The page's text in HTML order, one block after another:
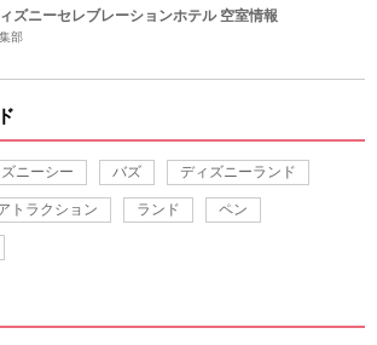
ィズニーセレブレーションホテル 空室情報
部
ニーシー バズ ディズニーランド
トラクション ランド ペン